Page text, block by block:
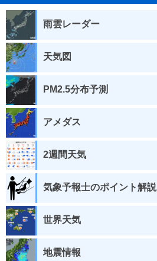
雨雲レーダー
天気図
PM2.5分布予測
アメダス
2週間天気
気象予報士のポイント解説
世界天気
地震情報